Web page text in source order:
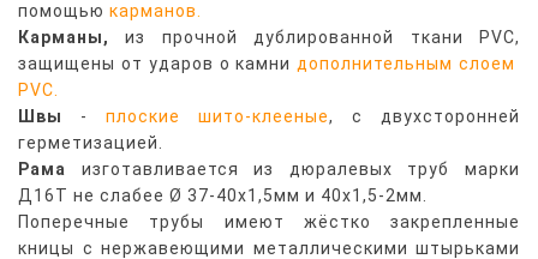
помощью карманов
Карманы,
из прочной дублированной ткани PVC,
защищены от ударов о камни дополнительным слоем
PVC
Швы
- плоские шито-клееные,
с двухсторонней
герметизацией.
Рама
изготавливается из дюралевых труб марки
Д16Т не слабее Ø 37-40х1,5мм и 40х1,5-2мм.
Поперечные трубы имеют жёстко закрепленные
кницы с нержавеющими металлическими штырьками